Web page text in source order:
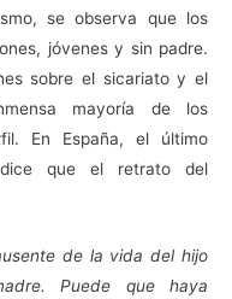
se observa que los
jóvenes y sin padre.
sobre el sicariato y el
mayoría de los
En España, el último
que el retrato del
de la vida del hijo
Puede que haya